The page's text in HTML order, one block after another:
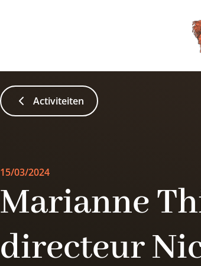
Activiteiten
15/03/2024
Marianne
directeur